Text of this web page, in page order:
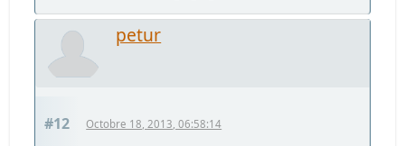
petur
#12 Octobre 18, 2013, 06:58:14